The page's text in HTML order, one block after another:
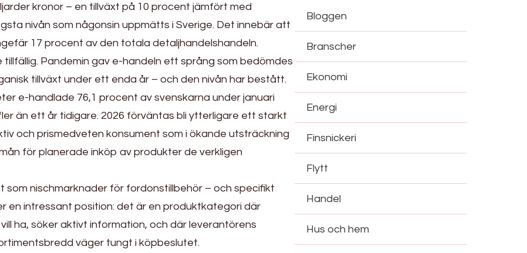
kronor – en tillväxt på 10 procent jämfört med
nivån som någonsin uppmätts i Sverige. Det innebär att
17 procent av den totala detaljhandelshandeln.
tillfällig. Pandemin gav e-handeln ett språng som bedömdes
tillväxt under ett enda år – och den nivån har bestått.
e-handlade 76,1 procent av svenskarna under januari
än ett år tidigare. 2026 förväntas bli ytterligare ett starkt
och prismedveten konsument som i ökande utsträckning
för planerade inköp av produkter de verkligen
som nischmarknader för fordonstillbehör – och specifikt
en intressant position: det är en produktkategori där
ha, söker aktivt information, och där leverantörens
väger tungt i köpbeslutet.
Bloggen
Branscher
Ekonomi
Energi
Finsnickeri
Flytt
Handel
Hus och hem